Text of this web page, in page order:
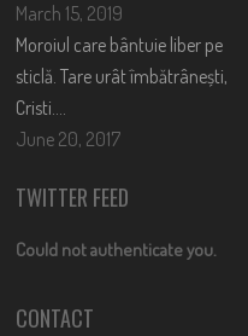
March 15, 2019
Moroiul care bântuie liber pe
sticlă. Tare urât îmbătrânești,
Cristi….
June 20, 2017
TWITTER FEED
Could not authenticate you.
CONTACT